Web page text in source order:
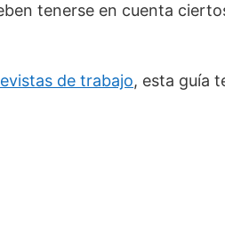
tenerse en cuenta
de trabajo, esta guía